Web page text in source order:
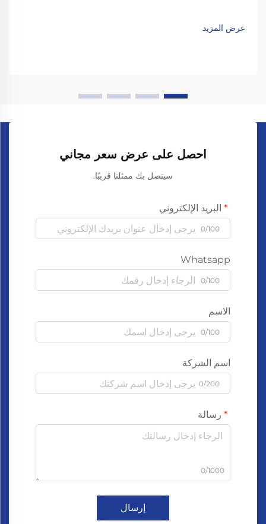
عرض المزيد
احصل على عرض سعر مجاني
سيتصل بك ممثلنا قريبًا.
البريد الإلكتروني
0/100
Whatsapp
0/100
الاسم
0/100
اسم الشركة
0/200
رسالة
0/1000
إرسال